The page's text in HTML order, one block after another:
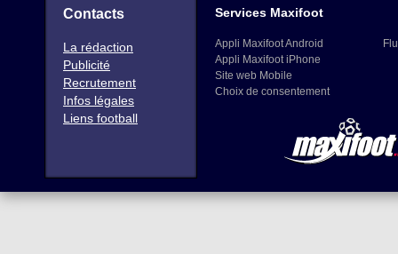
Contacts
La rédaction
Publicité
Recrutement
Infos légales
Liens football
Services Maxifoot
Appli Maxifoot Android
Appli Maxifoot iPhone
Site web Mobile
Choix de consentement